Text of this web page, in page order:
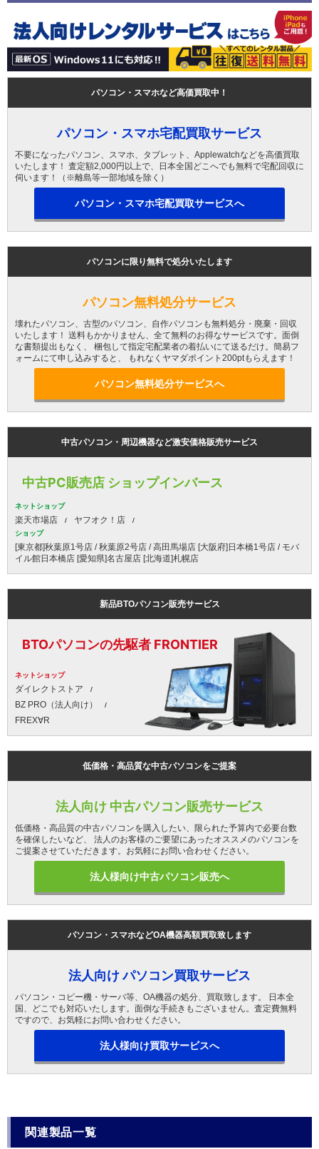
パソコン・スマホなど高価買取中！
パソコン・スマホ宅配買取サービス
不要になったパソコン、スマホ、タブレット、Applewatchなどを高価買取
いたします！ 査定額2,000円以上で、日本全国どこへでも無料で宅配回収に
伺います！（※離島等一部地域を除く）
パソコン・スマホ宅配買取サービスへ
パソコンに限り無料で処分いたします
パソコン無料処分サービス
壊れたパソコン、古型のパソコン、自作パソコンも無料処分・廃棄・回収
いたします！ 送料もかかりません、全て無料のお得なサービスです。面倒
な書類提出もなく、 梱包して指定宅配業者の着払いにて送るだけ。簡易フ
ォームにて申し込みすると、 もれなくヤマダポイント200ptもらえます！
パソコン無料処分サービスへ
中古パソコン・周辺機器など激安価格販売サービス
中古PC販売店 ショップインバース
ネットショップ
楽天市場店 ヤフオク！店
ショップ
[東京都]秋葉原1号店 / 秋葉原2号店 / 高田馬場店 [大阪府]日本橋1号店 / モバ
イル館日本橋店 [愛知県]名古屋店 [北海道]札幌店
新品BTOパソコン販売サービス
BTOパソコンの先駆者 FRONTIER
ネットショップ
ダイレクトストア
BZ PRO（法人向け）
FREX∀R
低価格・高品質な中古パソコンをご提案
法人向け 中古パソコン販売サービス
低価格・高品質の中古パソコンを購入したい、限られた予算内で必要台数
を確保したいなど、 法人のお客様のご要望にあったオススメのパソコンを
ご提案させていただきます。お気軽にお問い合わせください。
法人様向け中古パソコン販売へ
パソコン・スマホなどOA機器高額買取致します
法人向け パソコン買取サービス
パソコン・コピー機・サーバ等、OA機器の処分、買取致します。 日本全
国、どこでも対応いたします。面倒な手続きもございません。査定費無料
ですので、お気軽にお問い合わせください。
法人様向け買取サービスへ
関連製品一覧